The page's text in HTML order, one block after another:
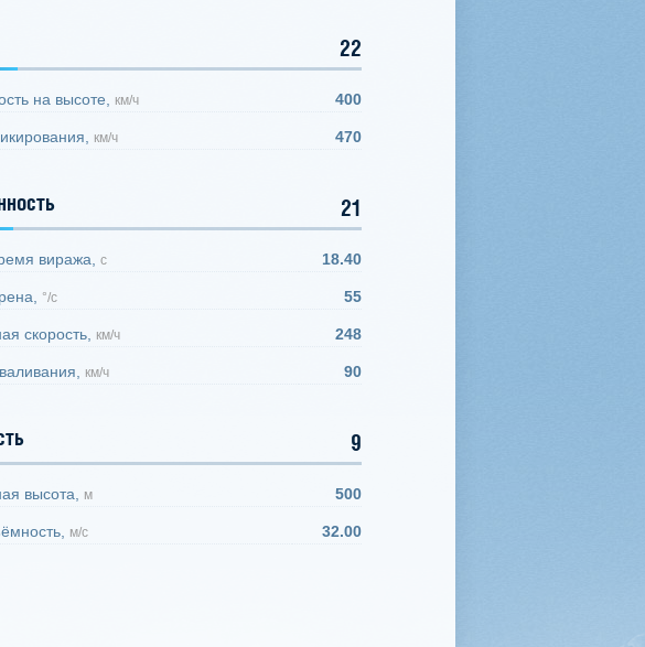
22
на высоте, км/ч 400
км/ч 470
21
виража, с 18.40
°/с 55
скорость, км/ч 248
км/ч 90
9
высота, м 500
м/с 32.00